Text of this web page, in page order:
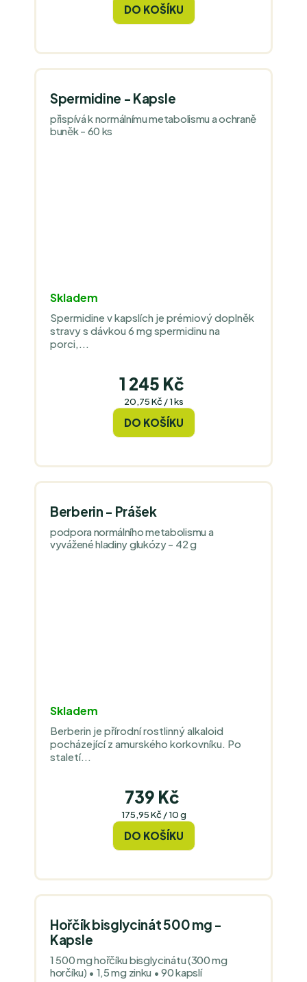
DO KOŠÍKU
Spermidine - Kapsle
přispívá k normálnímu metabolismu a ochraně
buněk - 60 ks
Skladem
Spermidine v kapslích je prémiový doplněk
stravy s dávkou 6 mg spermidinu na
porci,...
1 245 Kč
Měrná
20,75 Kč / 1 ks
DO KOŠÍKU
Berberin - Prášek
podpora normálního metabolismu a
vyvážené hladiny glukózy - 42 g
Skladem
Berberin je přírodní rostlinný alkaloid
pocházející z amurského korkovníku. Po
staletí...
739 Kč
Měrná
175,95 Kč / 10 g
DO KOŠÍKU
Hořčík bisglycinát 500 mg -
Kapsle
1 500 mg hořčíku bisglycinátu (300 mg
horčíku) • 1,5 mg zinku • 90 kapslí